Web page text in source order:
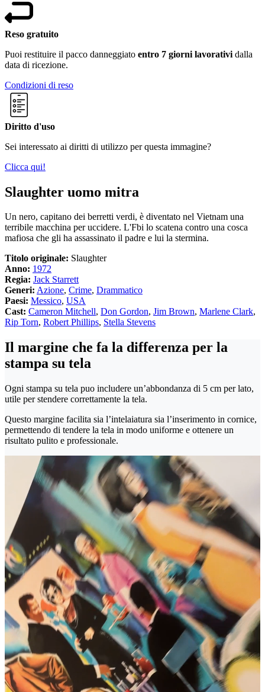
Reso gratuito
Puoi restituire il pacco danneggiato entro 7 giorni lavorativi dalla
data di ricezione.
Condizioni di reso
Diritto d'uso
Sei interessato ai diritti di utilizzo per questa immagine?
Clicca qui!
Slaughter uomo mitra
Un nero, capitano dei berretti verdi, è diventato nel Vietnam una
terribile macchina per uccidere. L'Fbi lo scatena contro una cosca
mafiosa che gli ha assassinato il padre e lui la stermina.
Titolo originale: Slaughter
Anno: 1972
Regia: Jack Starrett
Generi: Azione, Crime, Drammatico
Paesi: Messico, USA
Cast: Cameron Mitchell, Don Gordon, Jim Brown, Marlene Clark,
Rip Torn, Robert Phillips, Stella Stevens
Il margine che fa la differenza per la
stampa su tela
Ogni stampa su tela puo includere un’abbondanza di 5 cm per lato,
utile per stendere correttamente la tela.
Questo margine facilita sia l’intelaiatura sia l’inserimento in cornice,
permettendo di tendere la tela in modo uniforme e ottenere un
risultato pulito e professionale.